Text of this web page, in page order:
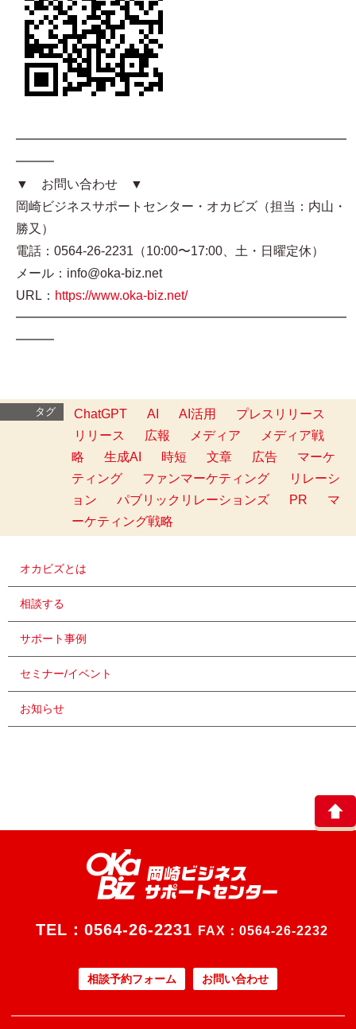
━━━━━━━━━━━━━━━━━━━━━━━━━━
━━━
▼ お問い合わせ ▼
岡崎ビジネスサポートセンター・オカビズ（担当：内山・
勝又）
電話：0564-26-2231（10:00〜17:00、土・日曜定休）
メール：info@oka-biz.net
URL： https://www.oka-biz.net/
━━━━━━━━━━━━━━━━━━━━━━━━━━
━━━
タグ ChatGPT AI AI活用
プレスリリース
リリース
広報 メディア
メディア戦
略
生成AI 時短 文章 広告
マーケ
ティング
ファンマーケティング
リレーシ
ョン
パブリックリレーションズ PR
マ
ーケティング戦略
オカビズとは
相談する
サポート事例
セミナー/イベント
お知らせ
TEL： 0564-26-2231 FAX：0564-26-2232
相談予約フォーム お問い合わせ